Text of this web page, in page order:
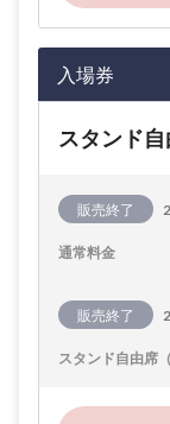
入場券
スタンド自
販売終了
通常料金
販売終了
スタンド自由席